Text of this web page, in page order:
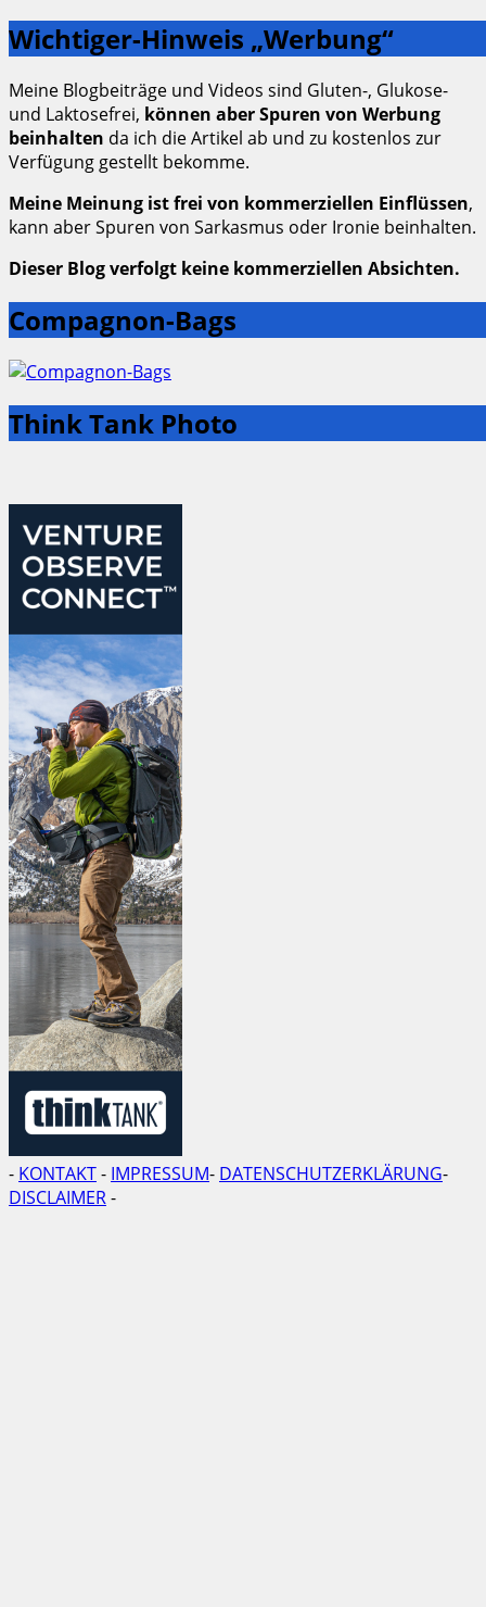
Wichtiger-Hinweis „Werbung“
Meine Blogbeiträge und Videos sind Gluten-, Glukose-
und Laktosefrei, können aber Spuren von Werbung
beinhalten da ich die Artikel ab und zu kostenlos zur
Verfügung gestellt bekomme.
Meine Meinung ist frei von kommerziellen Einflüssen,
kann aber Spuren von Sarkasmus oder Ironie beinhalten.
Dieser Blog verfolgt keine kommerziellen Absichten.
Compagnon-Bags
Think Tank Photo
- KONTAKT- IMPRESSUM- DATENSCHUTZERKLÄRUNG-
DISCLAIMER-